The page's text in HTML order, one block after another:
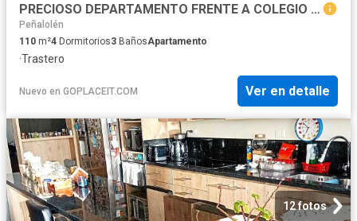
PRECIOSO DEPARTAMENTO FRENTE A COLEGIO PUMAHUE, PEÑALOLEN
Peñalolén
110 m²4 Dormitorios3 BañosApartamento
·Trastero
Nuevo en GOPLACEIT.COM Ver en detalle
12 fotos